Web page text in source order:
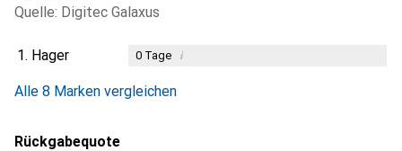
Quelle: Digitec Galaxus
1. Hager 0Tage i
Alle 8 Marken vergleichen
Rückgabequote